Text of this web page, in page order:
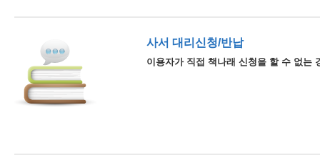
사서 대리신청/반납
이용자가 직접 책나래 신청을 할 수 없는